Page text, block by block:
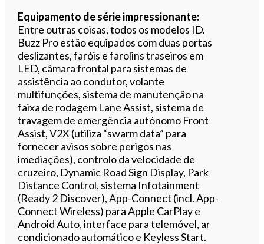
Equipamento de série impressionante:
Entre outras coisas, todos os modelos ID.
Buzz Pro estão equipados com duas portas
deslizantes, faróis e farolins traseiros em
LED, câmara frontal para sistemas de
assistência ao condutor, volante
multifunções, sistema de manutenção na
faixa de rodagem Lane Assist, sistema de
travagem de emergência autónomo Front
Assist, V2X (utiliza “swarm data” para
fornecer avisos sobre perigos nas
imediações), controlo da velocidade de
cruzeiro, Dynamic Road Sign Display, Park
Distance Control, sistema Infotainment
(Ready 2 Discover), App-Connect (incl. App-
Connect Wireless) para Apple CarPlay e
Android Auto, interface para telemóvel, ar
condicionado automático e Keyless Start.